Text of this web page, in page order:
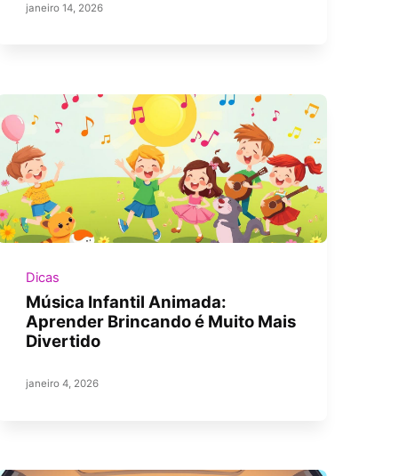
janeiro 14, 2026
Dicas
Música Infantil Animada:
Aprender Brincando é Muito Mais
Divertido
janeiro 4, 2026